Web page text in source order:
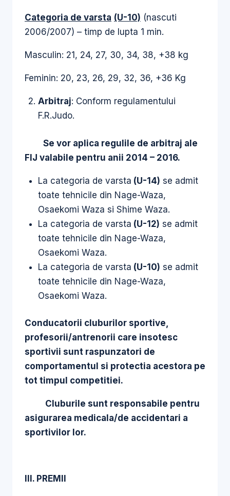
Categoria de varsta (U-10) (nascuti
2006/2007) – timp de lupta 1 min.
Masculin: 21, 24, 27, 30, 34, 38, +38 kg
Feminin: 20, 23, 26, 29, 32, 36, +36 Kg
Arbitraj: Conform regulamentului
F.R.Judo.
Se vor aplica regulile de arbitraj ale
FIJ valabile pentru anii 2014 – 2016.
La categoria de varsta (U-14) se admit
toate tehnicile din Nage-Waza,
Osaekomi Waza si Shime Waza.
La categoria de varsta (U-12) se admit
toate tehnicile din Nage-Waza,
Osaekomi Waza.
La categoria de varsta (U-10) se admit
toate tehnicile din Nage-Waza,
Osaekomi Waza.
Conducatorii cluburilor sportive,
profesorii/antrenorii care insotesc
sportivii sunt raspunzatori de
comportamentul si protectia acestora pe
tot timpul competitiei.
Cluburile sunt responsabile pentru
asigurarea medicala/de accidentari a
sportivilor lor.
III. PREMII